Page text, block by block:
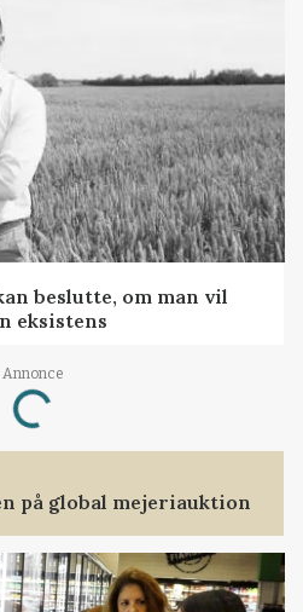
beslutte, om man vil
eksistens
Annonce
Loading...
på global mejeriauktion